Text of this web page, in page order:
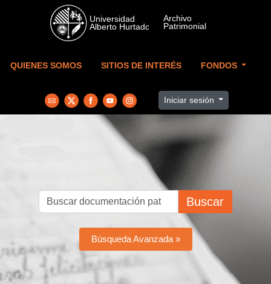
Skip to main content
QUIENES SOMOS SITIOS DE INTERÉS FONDOS
Iniciar sesión
Buscar
Búsqueda Avanzada »